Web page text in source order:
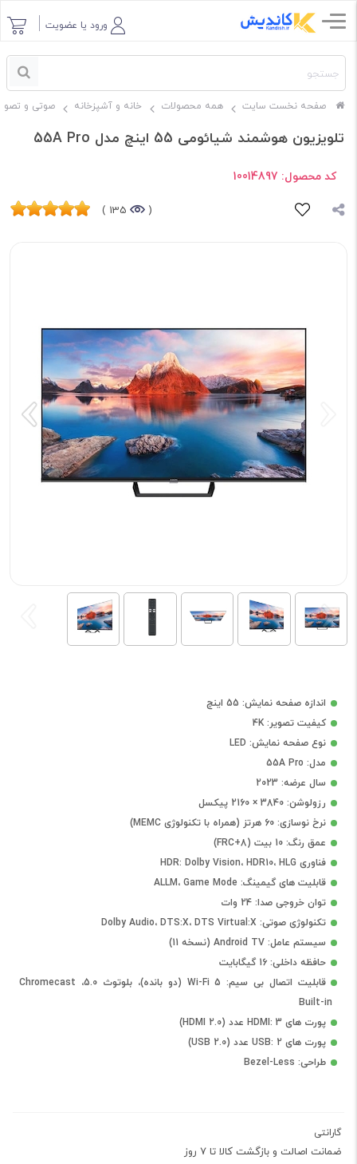
ورود یا عضویت
صفحه نخست سایت همه محصولات خانه و آشپزخانه صوتی و
تلویزیون هوشمند شیائومی 55 اینچ مدل 55A Pro
کد محصول: 10014897
(
135 )
اندازه صفحه نمایش: 55 اینچ
کیفیت تصویر: 4K
نوع صفحه نمایش: LED
مدل: 55A Pro
سال عرضه: 2023
رزولوشن: 3840 × 2160 پیکسل
نرخ نوسازی: 60 هرتز (همراه با تکنولوژی MEMC)
عمق رنگ: 10 بیت (8+FRC)
فناوری HDR: Dolby Vision، HDR10، HLG
قابلیت های گیمینگ: ALLM، Game Mode
توان خروجی صدا: 24 وات
تکنولوژی صوتی: Dolby Audio، DTS:X، DTS Virtual:X
سیستم عامل: Android TV (نسخه 11)
حافظه داخلی: 16 گیگابایت
قابلیت اتصال بی سیم: Wi-Fi 5 (دو بانده)، بلوتوث 5.0، Chromecast
Built-in
پورت های HDMI: 3 عدد (HDMI 2.0)
پورت های USB: 2 عدد (USB 2.0)
طراحی: Bezel-Less
گارانتی
ضمانت اصالت و بازگشت کالا تا 7 روز